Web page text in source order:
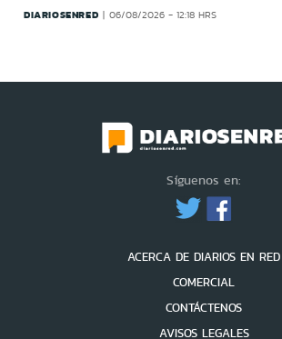
DIARIOSENRED 06/08/2026 - 12:18 HRS
Síguenos en:
ACERCA DE DIARIOS EN RED
COMERCIAL
CONTÁCTENOS
AVISOS LEGALES